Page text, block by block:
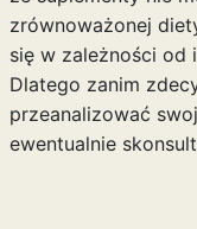
zrównoważonej
się w zależności od
Dlatego zanim
przeanalizować
ewentualnie